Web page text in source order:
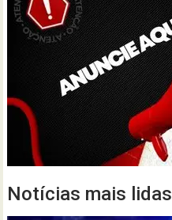
Notícias mais lidas